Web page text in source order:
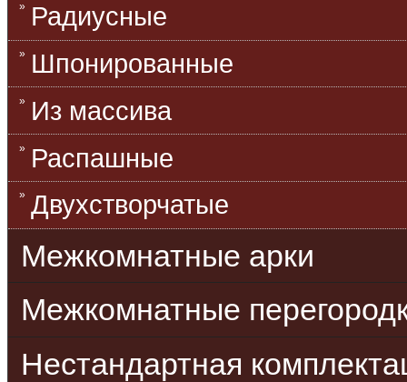
Радиусные
Шпонированные
Из массива
Распашные
Двухстворчатые
Межкомнатные арки
Межкомнатные
Нестандартная